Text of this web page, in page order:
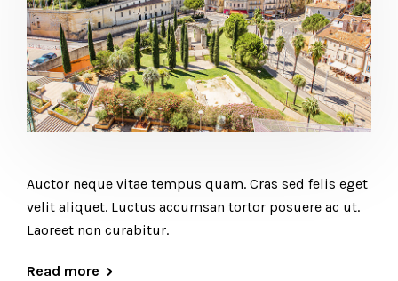
Auctor neque vitae tempus quam. Cras sed felis eget
velit aliquet. Luctus accumsan tortor posuere ac ut.
Laoreet non curabitur.
Read more